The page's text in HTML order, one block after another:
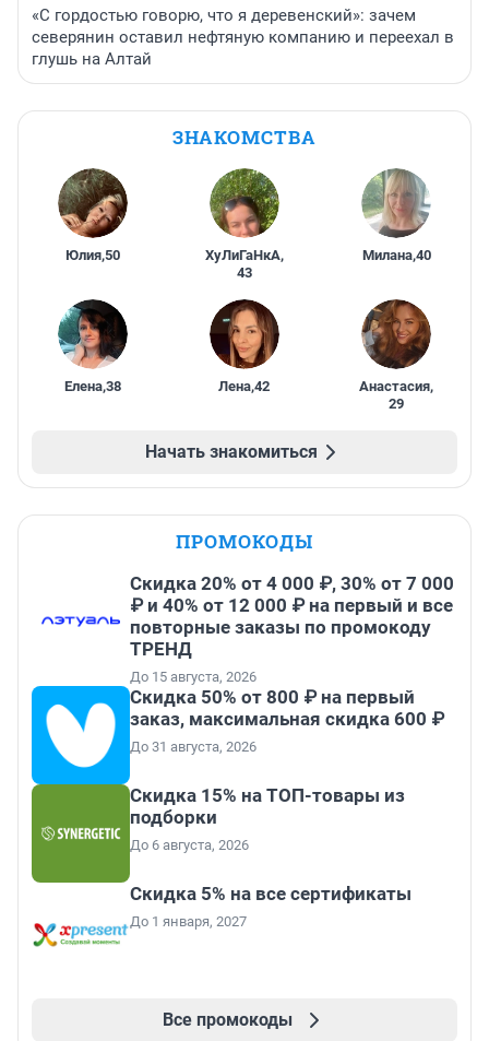
«С гордостью говорю, что я деревенский»: зачем
северянин оставил нефтяную компанию и переехал в
глушь на Алтай
ЗНАКОМСТВА
Юлия,50 ХуЛиГаНкА,
43
Милана,40
Елена,38 Лена,42 Анастасия,
29
Начать знакомиться
ПРОМОКОДЫ
Скидка 20% от 4 000 ₽, 30% от 7 000
₽ и 40% от 12 000 ₽ на первый и все
повторные заказы по промокоду
ТРЕНД
До 15 августа, 2026
Скидка 50% от 800 ₽ на первый
заказ, максимальная скидка 600 ₽
До 31 августа, 2026
Скидка 15% на ТОП-товары из
подборки
До 6 августа, 2026
Скидка 5% на все сертификаты
До 1 января, 2027
Все промокоды